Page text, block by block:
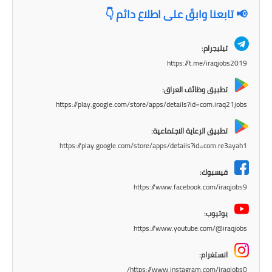
المرحلة الاعدادية
دروس
📢 تابعنا وابقَ على اطلاع دائم 👇
تيليجرام:
https://t.me/iraqjobs2019
تطبيق وظائف العراق:
https://play.google.com/store/apps/details?id=com.iraq21jobs
تطبيق الرعاية الاجتماعية:
https://play.google.com/store/apps/details?id=com.re3ayah1
فيسبوك:
https://www.facebook.com/iraqjobs9
يوتيوب:
https://www.youtube.com/@iraqjobs
انستغرام: